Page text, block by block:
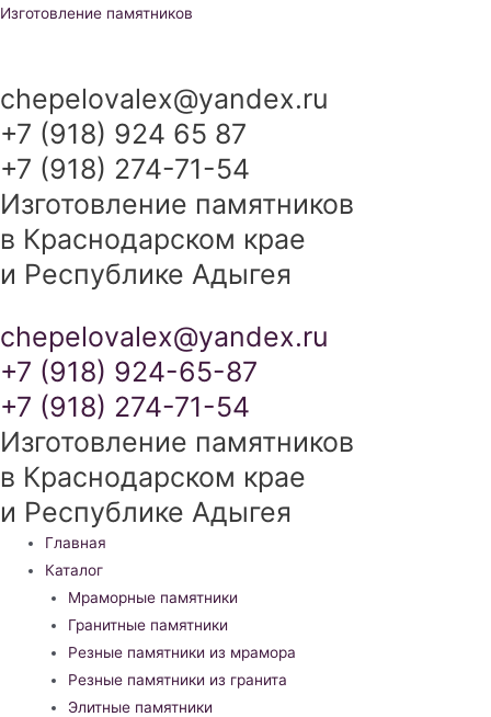
Перейти
Изготовление памятников
chepelovalex@yandex.ru
+7 (918) 924 65 87
+7 (918) 274-71-54
Изготовление памятников
в Краснодарском крае
и Республике Адыгея
chepelovalex@yandex.ru
+7 (918) 924-65-87
+7 (918) 274-71-54
Изготовление памятников
в Краснодарском крае
и Республике Адыгея
Меню
Главная
Каталог
Мраморные памятники
Гранитные памятники
Резные памятники из мрамора
Резные памятники из гранита
Элитные памятники